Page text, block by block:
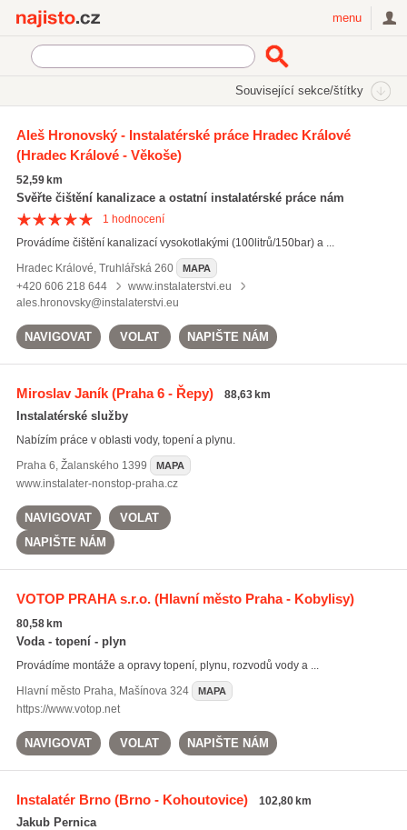
menu
Související sekce/štítky
voda plyn topení(2674)
rozvody vody
plynařské práce (1211)
Aleš Hronovský - Instalatérské práce Hradec Králové
(Hradec Králové - Věkoše)
52,59 km
Svěřte čištění kanalizace a ostatní instalatérské práce nám
1 hodnocení
Provádíme čištění kanalizací vysokotlakými (100litrů/150bar) a ...
Hradec Králové, Truhlářská 260 MAPA
+420 606 218 644
www.instalaterstvi.eu
ales.hronovsky@instalaterstvi.eu
NAVIGOVAT VOLAT NAPIŠTE NÁM
Miroslav Janík(Praha 6 - Řepy) 88,63 km
Instalatérské služby
Nabízím práce v oblasti vody, topení a plynu.
Praha 6, Žalanského 1399 MAPA
www.instalater-nonstop-praha.cz
NAVIGOVAT
VOLAT
NAPIŠTE NÁM
VOTOP PRAHA s.r.o.(Hlavní město Praha - Kobylisy)
80,58 km
Voda - topení - plyn
Provádíme montáže a opravy topení, plynu, rozvodů vody a ...
Hlavní město Praha, Mašínova 324 MAPA
https://www.votop.net
NAVIGOVAT VOLAT NAPIŠTE NÁM
Instalatér Brno(Brno - Kohoutovice) 102,80 km
Jakub Pernica